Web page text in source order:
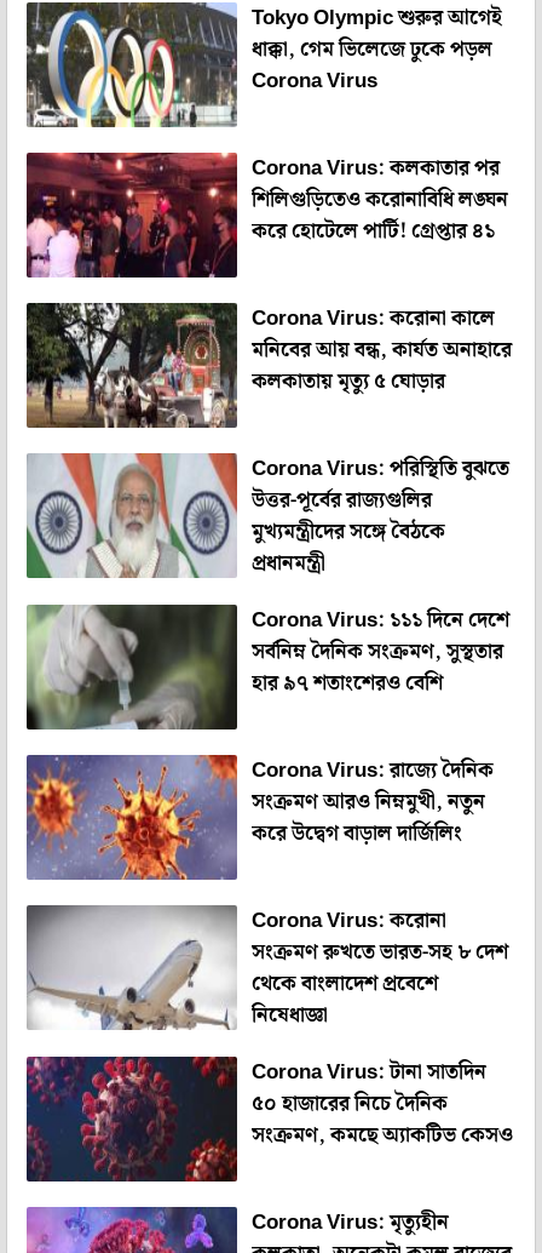
Tokyo Olympic শুরুর আগেই
ধাক্কা, গেম ভিলেজে ঢুকে পড়ল
Corona Virus
Corona Virus: কলকাতার পর
শিলিগুড়িতেও করোনাবিধি লঙ্ঘন
করে হোটেলে পার্টি! গ্রেপ্তার ৪১
Corona Virus: করোনা কালে
মনিবের আয় বন্ধ, কার্যত অনাহারে
কলকাতায় মৃত্যু ৫ ঘোড়ার
Corona Virus: পরিস্থিতি বুঝতে
উত্তর-পূর্বের রাজ্যগুলির
মুখ্যমন্ত্রীদের সঙ্গে বৈঠকে
প্রধানমন্ত্রী
Corona Virus: ১১১ দিনে দেশে
সর্বনিম্ন দৈনিক সংক্রমণ, সুস্থতার
হার ৯৭ শতাংশেরও বেশি
Corona Virus: রাজ্যে দৈনিক
সংক্রমণ আরও নিম্নমুখী, নতুন
করে উদ্বেগ বাড়াল দার্জিলিং
Corona Virus: করোনা
সংক্রমণ রুখতে ভারত-সহ ৮ দেশ
থেকে বাংলাদেশ প্রবেশে
নিষেধাজ্ঞা
Corona Virus: টানা সাতদিন
৫০ হাজারের নিচে দৈনিক
সংক্রমণ, কমছে অ্যাকটিভ কেসও
Corona Virus: মৃত্যুহীন